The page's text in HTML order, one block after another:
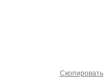
Скопировать